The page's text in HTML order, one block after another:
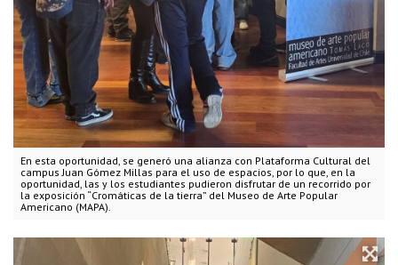
En esta oportunidad, se generó una alianza con Plataforma Cultural del
campus Juan Gómez Millas para el uso de espacios, por lo que, en la
oportunidad, las y los estudiantes pudieron disfrutar de un recorrido por
la exposición “Cromáticas de la tierra” del Museo de Arte Popular
Americano (MAPA).